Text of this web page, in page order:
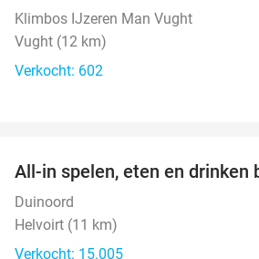
Klimbos IJzeren Man Vught
Vught (12 km)
Verkocht: 602
All-in spelen, eten en drinken
Duinoord
Helvoirt (11 km)
Verkocht: 15.005